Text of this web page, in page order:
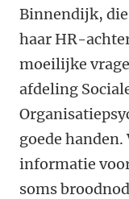
Binnendijk,
haar HR-
moeilijke
afdeling
goede handen.
informatie
soms